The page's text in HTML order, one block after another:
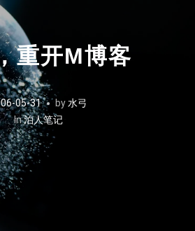
重开M博客
05-31 by水弓
In泊人笔记